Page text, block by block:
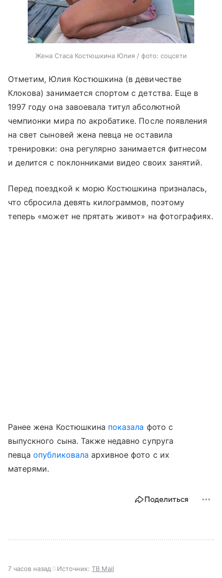
Жена Стаса Костюшкина Юлия / фото: соцсети
Отметим, Юлия Костюшкина (в девичестве
Клокова) занимается спортом с детства. Еще в
1997 году она завоевала титул абсолютной
чемпионки мира по акробатике. После появления
на свет сыновей жена певца не оставила
тренировки: она регулярно занимается фитнесом
и делится с поклонниками видео своих занятий.
Перед поездкой к морю Костюшкина призналась,
что сбросила девять килограммов, поэтому
теперь «может не прятать живот» на фотографиях.
Ранее жена Костюшкина показала фото с
выпускного сына. Также недавно супруга
певцаопубликовала архивное фото с их
матерями.
Поделиться
7 часов назад Источник: ТВ Mail